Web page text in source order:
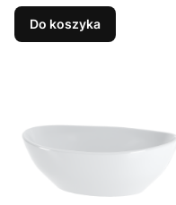
Do koszyka